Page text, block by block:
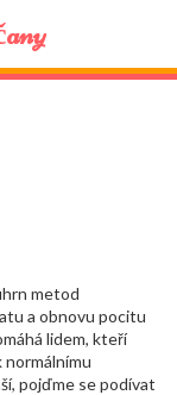
metod
a obnovu pocitu
lidem, kteří
pojďme se podívat